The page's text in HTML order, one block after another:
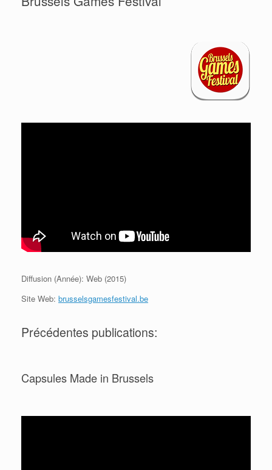
Diffusion (Année): Web (2015)
Site Web: brusselsgamesfestival.be
Précédentes publications:
Capsules Made in Brussels